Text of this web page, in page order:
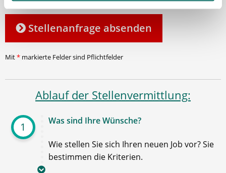
Stellenanfrage absenden
Mit* markierte Felder sind Pflichtfelder
Ablauf der Stellenvermittlung:
1 Was sind Ihre Wünsche?
Wie stellen Sie sich Ihren neuen Job vor? Sie
bestimmen die Kriterien.